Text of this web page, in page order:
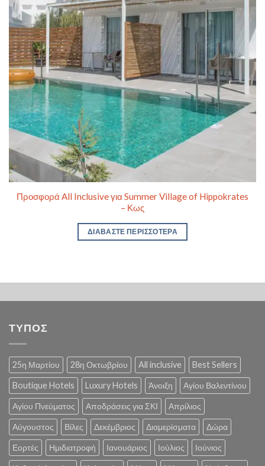
Προσφορά All Inclusive για Summer Village of Hippokrates
– Κως
ΔΙΑΒΆΣΤΕ ΠΕΡΙΣΣΌΤΕΡΑ
ΤΥΠΟΣ
25η Μαρτίου 28η Οκτωβρίου All inclusive Best Sellers
Boutique Hotels Luxury Hotels Άνοιξη Αγίου Βαλεντίνου
Αγίου Πνεύματος Αποδράσεις για ΣΚΙ Απρίλιος
Αύγουστος Βίλες Δεκέμβριος Διαμερίσματα Δώρα
Εορτές Ημιδιατροφή Ιανουάριος Ιούλιος Ιούνιος